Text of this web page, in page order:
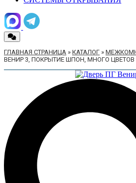
ГЛАВНАЯ СТРАНИЦА » КАТАЛОГ »
ВЕНИР 3, ПОКРЫТИЕ ШПОН, МНОГО